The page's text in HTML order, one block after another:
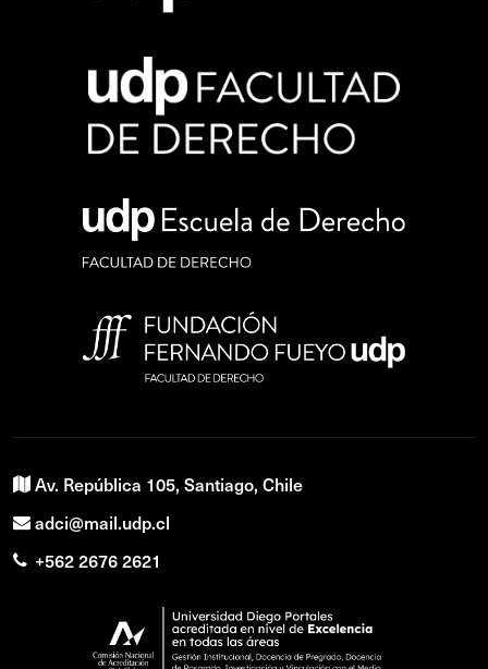
Av. República 105, Santiago, Chile
adci@mail.udp.cl
+562 2676 2621